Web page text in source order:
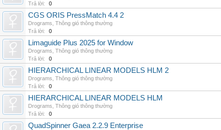
Trả lời:
0
CGS ORIS PressMatch 4.4 2
Drograms Thông gió thông thường
Trả lời:
0
Limaguide Plus 2025 for Window
Drograms Thông gió thông thường
Trả lời:
0
HIERARCHICAL LINEAR MODELS HLM 2
Drograms Thông gió thông thường
Trả lời:
0
HIERARCHICAL LINEAR MODELS HLM
Drograms Thông gió thông thường
Trả lời:
0
QuadSpinner Gaea 2.2.9 Enterprise